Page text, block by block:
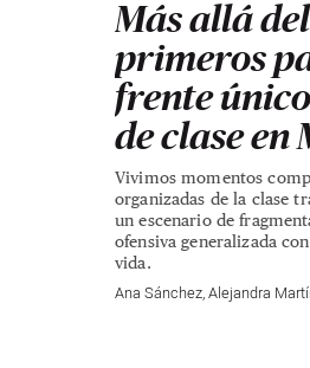
Más allá
primeros
frente
de clase en
Vivimos momentos
organizadas de la clase
un escenario de
ofensiva generalizada
vida.
Ana Sánchez,Alejandra